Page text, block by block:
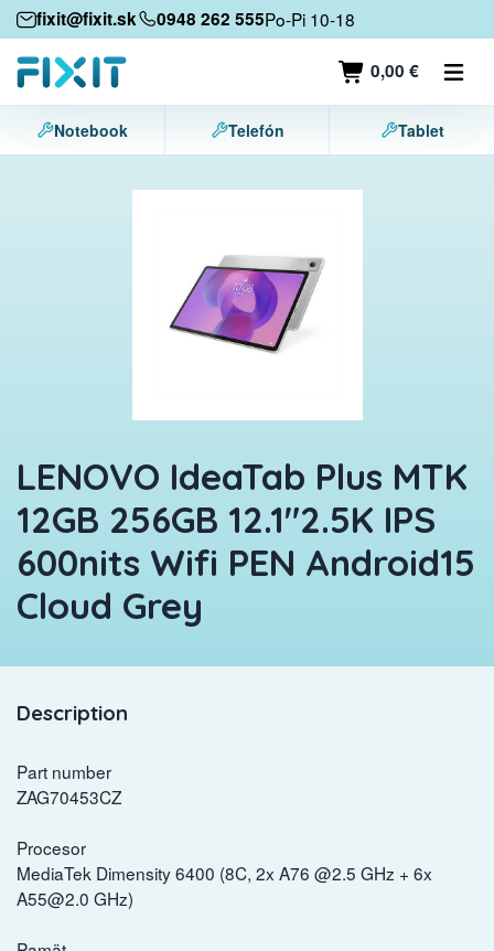
fixit@fixit.sk 0948 262 555Po-Pi 10-18
0,00 €
Mobile devices
Mobile phones
Tablets
Notebook Telefón Tablet
LENOVO IdeaTab Plus MTK
12GB 256GB 12.1"2.5K IPS
600nits Wifi PEN Android15
Cloud Grey
Description
Part number
ZAG70453CZ
Procesor
MediaTek Dimensity 6400 (8C, 2x A76 @2.5 GHz + 6x
A55@2.0 GHz)